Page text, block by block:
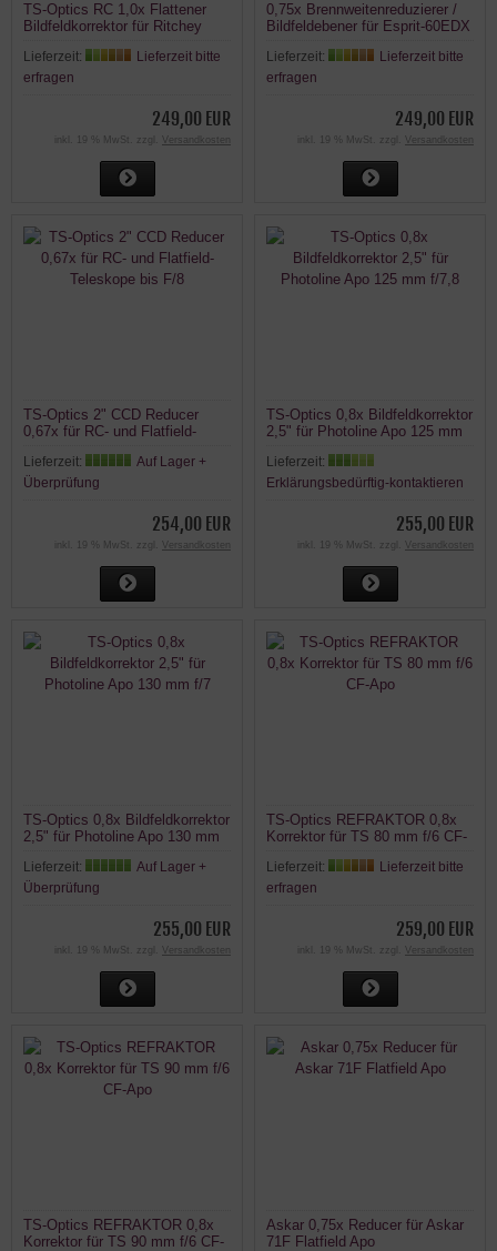
TS-Optics RC 1,0x Flattener
Bildfeldkorrektor für Ritchey
Lieferzeit:
Lieferzeit bitte
erfragen
249,00 EUR
inkl. 19 % MwSt. zzgl. Versandkosten
0,75x Brennweitenreduzierer /
Bildfeldebener für Esprit-60EDX
Lieferzeit:
Lieferzeit bitte
erfragen
249,00 EUR
inkl. 19 % MwSt. zzgl. Versandkosten
TS-Optics 2" CCD Reducer
0,67x für RC- und Flatfield-
Lieferzeit:
Auf Lager +
Überprüfung
254,00 EUR
inkl. 19 % MwSt. zzgl. Versandkosten
TS-Optics 0,8x Bildfeldkorrektor
2,5" für Photoline Apo 125 mm
Lieferzeit:
Erklärungsbedürftig-kontaktieren
255,00 EUR
inkl. 19 % MwSt. zzgl. Versandkosten
TS-Optics 0,8x Bildfeldkorrektor
2,5" für Photoline Apo 130 mm
Lieferzeit:
Auf Lager +
Überprüfung
255,00 EUR
inkl. 19 % MwSt. zzgl. Versandkosten
TS-Optics REFRAKTOR 0,8x
Korrektor für TS 80 mm f/6 CF-
Lieferzeit:
Lieferzeit bitte
erfragen
259,00 EUR
inkl. 19 % MwSt. zzgl. Versandkosten
TS-Optics REFRAKTOR 0,8x
Korrektor für TS 90 mm f/6 CF-
Askar 0,75x Reducer für Askar
71F Flatfield Apo